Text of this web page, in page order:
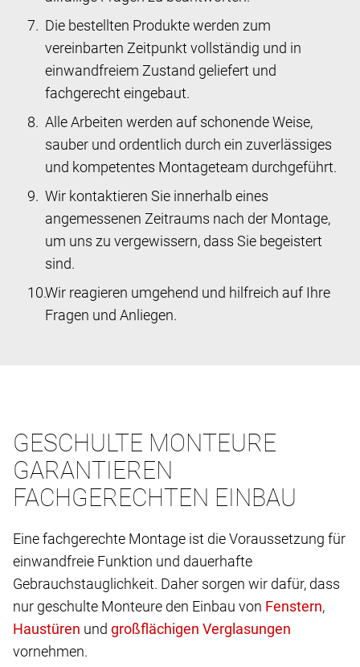
Die bestellten Produkte werden zum
vereinbarten Zeitpunkt vollständig und in
einwandfreiem Zustand geliefert und
fachgerecht eingebaut.
Alle Arbeiten werden auf schonende Weise,
sauber und ordentlich durch ein zuverlässiges
und kompetentes Montageteam durchgeführt.
Wir kontaktieren Sie innerhalb eines
angemessenen Zeitraums nach der Montage,
um uns zu vergewissern, dass Sie begeistert
sind.
Wir reagieren umgehend und hilfreich auf Ihre
Fragen und Anliegen.
GESCHULTE MONTEURE
GARANTIEREN
FACHGERECHTEN EINBAU
Eine fachgerechte Montage ist die Voraussetzung für
einwandfreie Funktion und dauerhafte
Gebrauchstauglichkeit. Daher sorgen wir dafür, dass
nur geschulte Monteure den Einbau von
,
und
vornehmen.